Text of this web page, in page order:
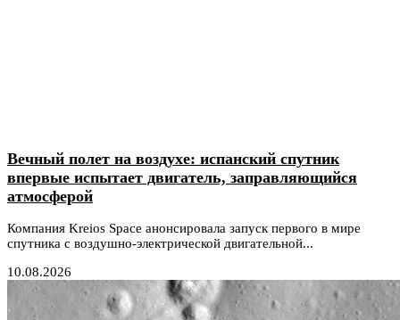
Вечный полет на воздухе: испанский спутник
впервые испытает двигатель, заправляющийся
атмосферой
Компания Kreios Space анонсировала запуск первого в мире
спутника с воздушно-электрической двигательной...
10.08.2026